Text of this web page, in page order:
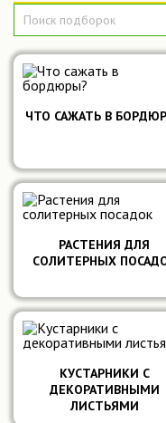
ЧТО САЖАТЬ В
РАСТЕНИЯ ДЛЯ
СОЛИТЕРНЫХ
КУСТАРНИКИ С
ДЕКОРАТИВНЫМИ
ЛИСТЬЯМИ
Подробнее